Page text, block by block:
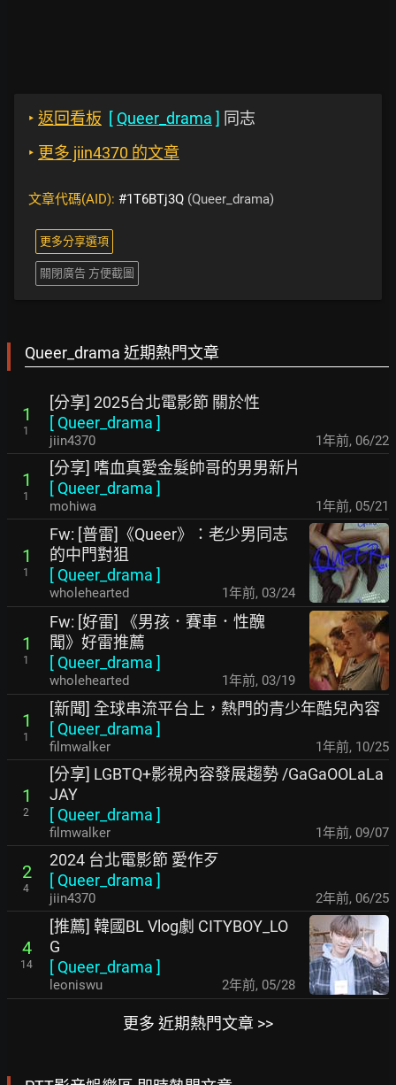
‣ 返回看板 [ Queer_drama ] 同志
‣ 更多 jiin4370 的文章
文章代碼(AID): #1T6BTj3Q (Queer_drama)
更多分享選項
關閉廣告 方便截圖
Queer_drama 近期熱門文章
1
1
[分享] 2025台北電影節 關於性
[ Queer_drama ]
jiin4370 1年前, 06/22
1
1
[分享] 嗜血真愛金髮帥哥的男男新片
[ Queer_drama ]
mohiwa 1年前, 05/21
1
1
Fw: [普雷]《Queer》：老少男同志
的中門對狙
[ Queer_drama ]
wholehearted 1年前, 03/24
1
1
Fw: [好雷] 《男孩．賽車．性醜
聞》好雷推薦
[ Queer_drama ]
wholehearted 1年前, 03/19
1
1
[新聞] 全球串流平台上，熱門的青少年酷兒內容
[ Queer_drama ]
filmwalker 1年前, 10/25
1
2
[分享] LGBTQ+影視內容發展趨勢 /GaGaOOLaLa
JAY
[ Queer_drama ]
filmwalker 1年前, 09/07
2
4
2024 台北電影節 愛作歹
[ Queer_drama ]
jiin4370 2年前, 06/25
4
14
[推薦] 韓國BL Vlog劇 CITYBOY_LO
G
[ Queer_drama ]
leoniswu 2年前, 05/28
更多 近期熱門文章 >>